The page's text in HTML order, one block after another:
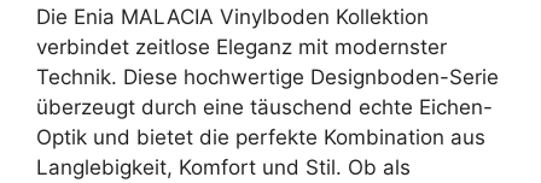
Die Enia MALACIA Vinylboden Kollektion
verbindet zeitlose Eleganz mit modernster
Technik. Diese hochwertige Designboden-Serie
überzeugt durch eine täuschend echte Eichen-
Optik und bietet die perfekte Kombination aus
Langlebigkeit, Komfort und Stil. Ob als